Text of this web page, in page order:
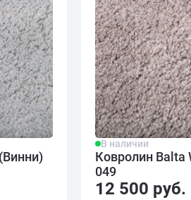
В наличии
Ковролин Balta
049
12 500 руб.